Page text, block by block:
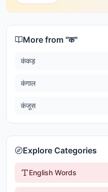
More from "क"
कंकड़
कंगाल
कंजूस
Explore Categories
English Words